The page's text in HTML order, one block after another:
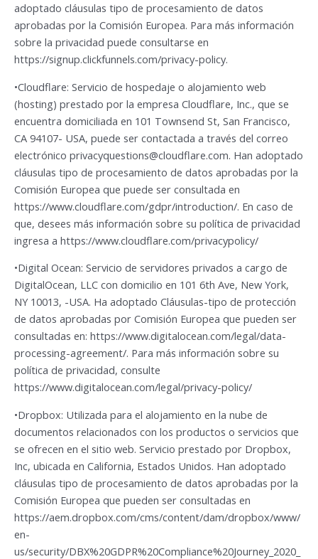
adoptado cláusulas tipo de procesamiento de datos
aprobadas por la Comisión Europea. Para más información
sobre la privacidad puede consultarse en
https://signup.clickfunnels.com/privacy-policy.
•Cloudflare: Servicio de hospedaje o alojamiento web
(hosting) prestado por la empresa Cloudflare, Inc., que se
encuentra domiciliada en 101 Townsend St, San Francisco,
CA 94107- USA, puede ser contactada a través del correo
electrónico privacyquestions@cloudflare.com. Han adoptado
cláusulas tipo de procesamiento de datos aprobadas por la
Comisión Europea que puede ser consultada en
https://www.cloudflare.com/gdpr/introduction/. En caso de
que, desees más información sobre su política de privacidad
ingresa a https://www.cloudflare.com/privacypolicy/
•Digital Ocean: Servicio de servidores privados a cargo de
DigitalOcean, LLC con domicilio en 101 6th Ave, New York,
NY 10013, -USA. Ha adoptado Cláusulas-tipo de protección
de datos aprobadas por Comisión Europea que pueden ser
consultadas en: https://www.digitalocean.com/legal/data-
processing-agreement/. Para más información sobre su
política de privacidad, consulte
https://www.digitalocean.com/legal/privacy-policy/
•Dropbox: Utilizada para el alojamiento en la nube de
documentos relacionados con los productos o servicios que
se ofrecen en el sitio web. Servicio prestado por Dropbox,
Inc, ubicada en California, Estados Unidos. Han adoptado
cláusulas tipo de procesamiento de datos aprobadas por la
Comisión Europea que pueden ser consultadas en
https://aem.dropbox.com/cms/content/dam/dropbox/www/
en-
us/security/DBX%20GDPR%20Compliance%20Journey_2020_